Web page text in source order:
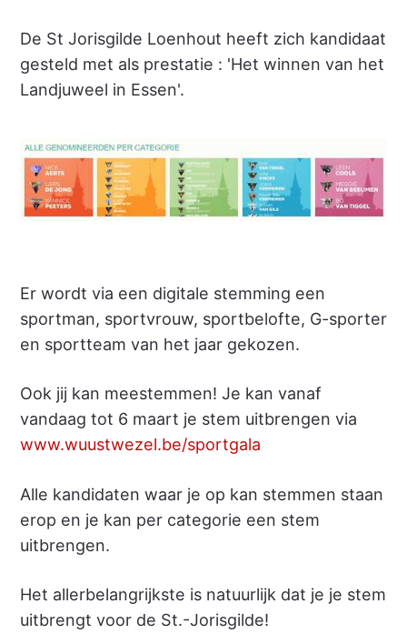
De St Jorisgilde Loenhout heeft zich kandidaat
gesteld met als prestatie : 'Het winnen van het
Landjuweel in Essen'.
Er wordt via een digitale stemming een
sportman, sportvrouw, sportbelofte, G-sporter
en sportteam van het jaar gekozen.
Ook jij kan meestemmen! Je kan vanaf
vandaag tot 6 maart je stem uitbrengen via
www.wuustwezel.be/sportgala
Alle kandidaten waar je op kan stemmen staan
erop en je kan per categorie een stem
uitbrengen.
Het allerbelangrijkste is natuurlijk dat je je stem
uitbrengt voor de St.-Jorisgilde!